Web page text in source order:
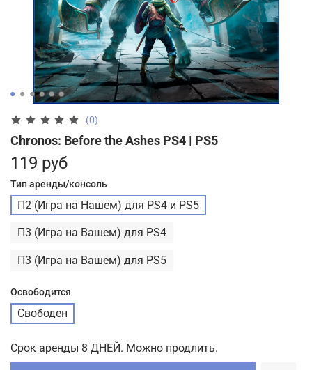
(0)
Chronos: Before the Ashes PS4 | PS5
119 руб
Тип аренды/консоль
П2 (Игра на Нашем) для PS4 и PS5
П3 (Игра на Вашем) для PS4
П3 (Игра на Вашем) для PS5
Освободится
Свободен
Срок аренды 8 ДНЕЙ. Можно продлить.